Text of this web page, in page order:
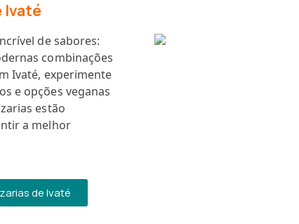
Ivaté
de sabores:
combinações
Ivaté, experimente
e opções veganas
estão
a melhor
de Ivaté